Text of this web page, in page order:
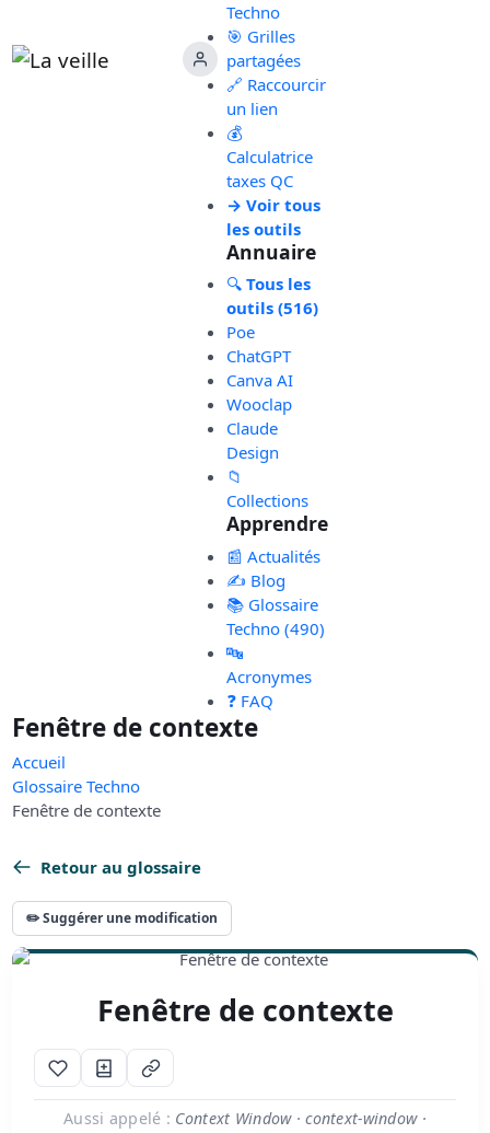
Techno
🎯 Grilles
partagées
🔗 Raccourcir
un lien
💰
Calculatrice
taxes QC
→ Voir tous
les outils
Annuaire
🔍 Tous les
outils (516)
Poe
ChatGPT
Canva AI
Wooclap
Claude
Design
📁
Collections
Apprendre
📰 Actualités
✍️ Blog
📚 Glossaire
Techno (490)
🔤
Acronymes
❓ FAQ
Fenêtre de contexte
Accueil
Glossaire Techno
Fenêtre de contexte
Retour au glossaire
✏️ Suggérer une modification
Fenêtre de contexte
Aussi appelé : Context Window · context-window ·